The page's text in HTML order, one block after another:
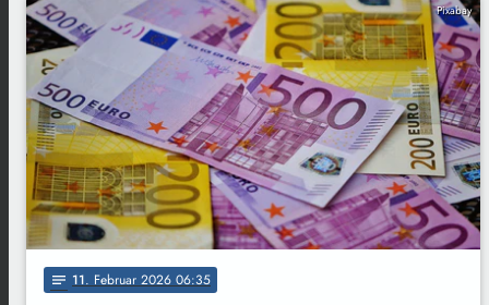
Pixabay
notes 11. Februar 2026 06:35